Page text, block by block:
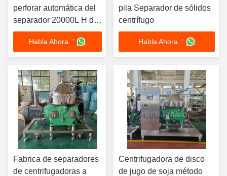
perforar automática del
separador 20000L H de
la rotación 70kw
Habla Ahora. '
pila Separador de sólidos
centrífugo
Habla Ahora. '
Fabrica de separadores
de centrifugadoras a
Centrifugadora de disco
de jugo de soja método